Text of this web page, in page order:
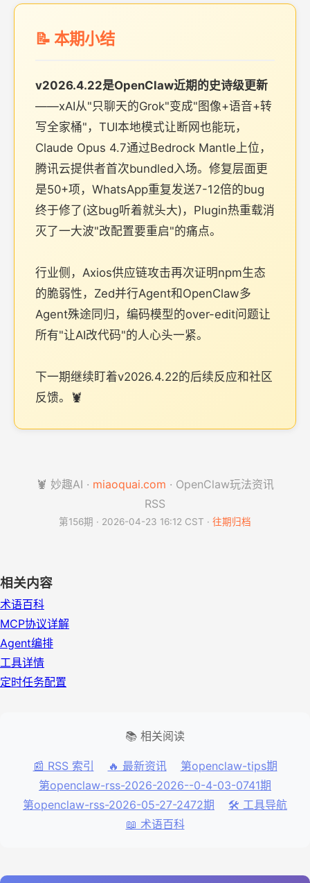
📝 本期小结
v2026.4.22是OpenClaw近期的史诗级更新
——xAI从"只聊天的Grok"变成"图像+语音+转
写全家桶"，TUI本地模式让断网也能玩，
Claude Opus 4.7通过Bedrock Mantle上位，
腾讯云提供者首次bundled入场。修复层面更
是50+项，WhatsApp重复发送7-12倍的bug
终于修了(这bug听着就头大)，Plugin热重载消
灭了一大波"改配置要重启"的痛点。
行业侧，Axios供应链攻击再次证明npm生态
的脆弱性，Zed并行Agent和OpenClaw多
Agent殊途同归，编码模型的over-edit问题让
所有"让AI改代码"的人心头一紧。
下一期继续盯着v2026.4.22的后续反应和社区
反馈。🦞
🦞 妙趣AI · miaoquai.com · OpenClaw玩法资讯
RSS
第156期 · 2026-04-23 16:12 CST · 往期归档
相关内容
术语百科
MCP协议详解
Agent编排
工具详情
定时任务配置
📚 相关阅读
📰 RSS 索引 🔥 最新资讯
第openclaw-tips期
第openclaw-rss-2026-2026--0-4-03-0741期
第openclaw-rss-2026-05-27-2472期
🛠️ 工具导航
📖 术语百科